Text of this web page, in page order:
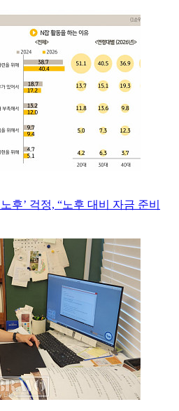
후’ 걱정, “노후 대비 자금 준비